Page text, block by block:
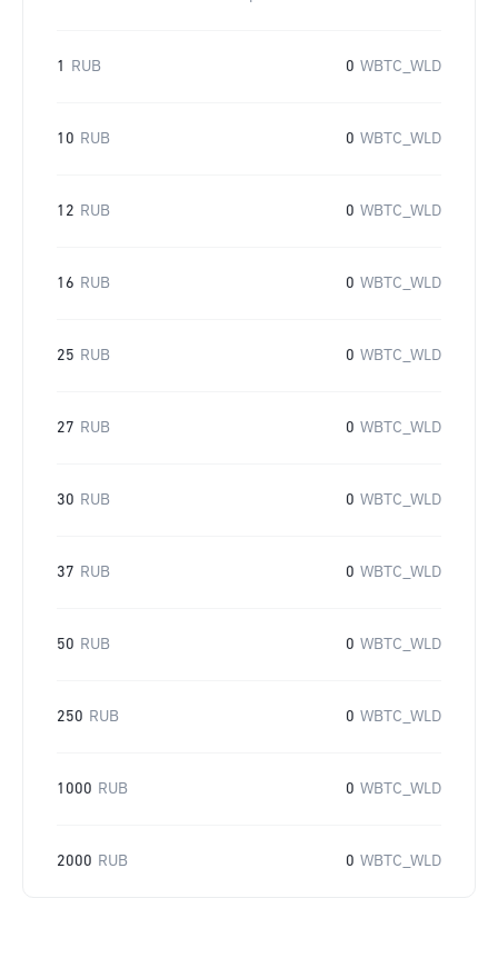
1 RUB 0 WBTC_WLD
10 RUB 0 WBTC_WLD
12 RUB 0 WBTC_WLD
16 RUB 0 WBTC_WLD
25 RUB 0 WBTC_WLD
27 RUB 0 WBTC_WLD
30 RUB 0 WBTC_WLD
37 RUB 0 WBTC_WLD
50 RUB 0 WBTC_WLD
250 RUB 0 WBTC_WLD
1000 RUB 0 WBTC_WLD
2000 RUB 0 WBTC_WLD